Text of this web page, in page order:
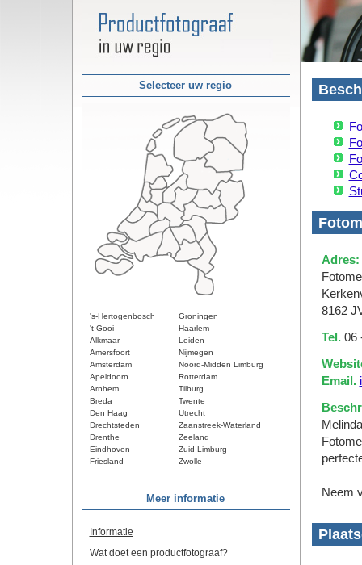
Selecteer uw regio
's-Hertogenbosch
Groningen
't Gooi
Haarlem
Alkmaar
Leiden
Amersfoort
Nijmegen
Amsterdam
Noord-Midden Limburg
Apeldoorn
Rotterdam
Arnhem
Tilburg
Breda
Twente
Den Haag
Utrecht
Drechtsteden
Zaanstreek-Waterland
Drenthe
Zeeland
Eindhoven
Zuid-Limburg
Friesland
Zwolle
Meer informatie
Informatie
Wat doet een productfotograaf?
Adres:
8162
Tel.06
Email.
Neem